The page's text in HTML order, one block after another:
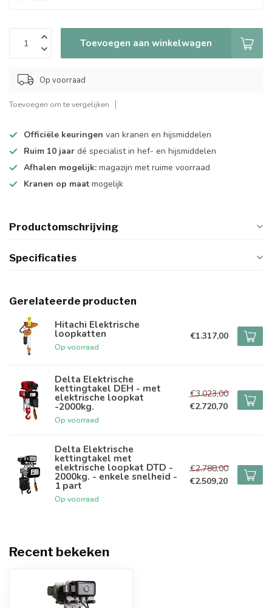
Toevoegen aan winkelwagen
Op voorraad
Toevoegen om te vergelijken
Officiële keuringen van kranen en hijsmiddelen
Ruim 10 jaar dé specialist in hef- en hijsmiddelen
Afhalen mogelijk: magazijn met ruime voorraad
Kranen op maat mogelijk
Productomschrijving
Specificaties
Gerelateerde producten
Hitachi Elektrische
loopkatten
Op voorraad
€1.317,00
Delta Elektrische
kettingtakel DEH - met
elektrische loopkat
-2000kg.
Op voorraad
€3.023,00
€2.720,70
Delta Elektrische
kettingtakel met
elektrische loopkat DTD -
2000kg. - enkele snelheid -
1 part
Op voorraad
€2.788,00
€2.509,20
Recent bekeken